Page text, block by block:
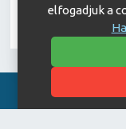
elfogadjuk a